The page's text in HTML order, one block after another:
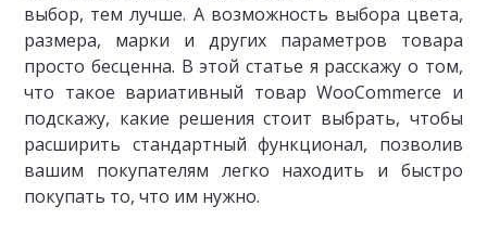
выбор, тем лучше. А возможность выбора цвета,
размера, марки и других параметров товара
просто бесценна. В этой статье я расскажу о том,
что такое вариативный товар WooCommerce и
подскажу, какие решения стоит выбрать, чтобы
расширить стандартный функционал, позволив
вашим покупателям легко находить и быстро
покупать то, что им нужно.